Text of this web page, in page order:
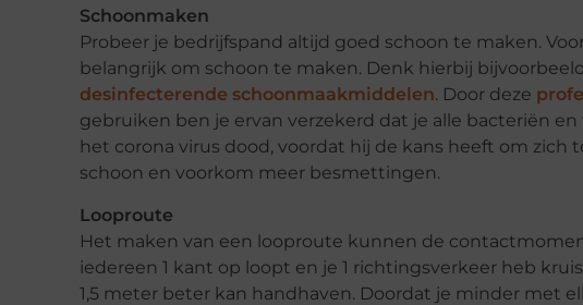
Schoonmaken
Probeer je bedrijfspand altijd goed schoon te maken.
belangrijk om schoon te maken. Denk hierbij
desinfecterende schoonmaakmiddelen. Door deze
gebruiken ben je ervan verzekerd dat je alle bacteriën
het corona virus dood, voordat hij de kans heeft om zich
schoon en voorkom meer besmettingen.
Looproute
Het maken van een looproute kunnen de
iedereen 1 kant op loopt en je 1 richtingsverkeer heb
1,5 meter beter kan handhaven. Doordat je minder met